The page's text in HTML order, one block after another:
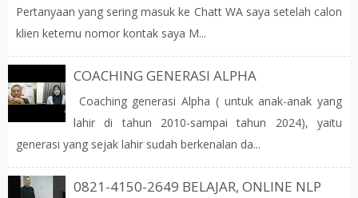
Pertanyaan yang sering masuk ke Chatt WA saya setelah calon
klien ketemu nomor kontak saya M...
COACHING GENERASI ALPHA
Coaching generasi Alpha ( untuk anak-anak yang
lahir di tahun 2010-sampai tahun 2024), yaitu
generasi yang sejak lahir sudah berkenalan da...
0821-4150-2649 BELAJAR, ONLINE NLP